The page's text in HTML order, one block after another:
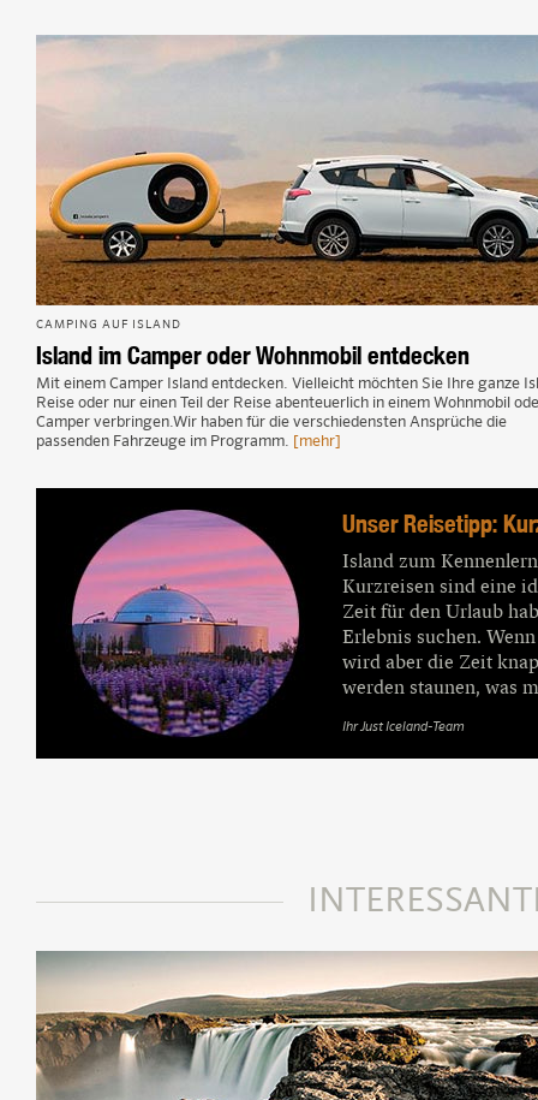
CAMPING AUF ISLAND
Island im Camper oder Wohnmobil entdecken
Mit einem Camper Island entdecken. Vielleicht möchten Sie Ihre ganze
Reise oder nur einen Teil der Reise abenteuerlich in einem Wohnmobil
Camper verbringen.Wir haben für die verschiedensten Ansprüche die
passenden Fahrzeuge im Programm. [mehr]
Unser Reisetipp:
Island zum
Kurzreisen sind eine
Zeit für den Urlaub
Erlebnis suchen.
wird aber die Zeit
werden staunen, was
Ihr Just Iceland-Team